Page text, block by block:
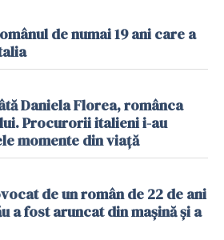
de numai 19 ani care a
Daniela Florea, românca
Procurorii italieni i-au
momente din viață
de un român de 22 de ani
a fost aruncat din mașină și a